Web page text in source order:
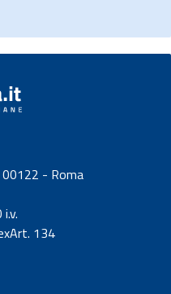
- Roma
134